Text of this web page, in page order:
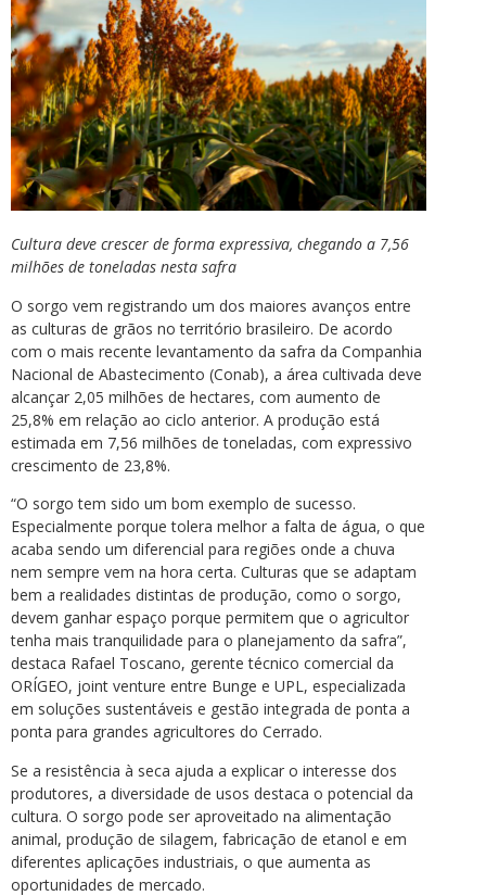
Cultura deve crescer de forma expressiva, chegando a 7,56
milhões de toneladas nesta safra
O sorgo vem registrando um dos maiores avanços entre
as culturas de grãos no território brasileiro. De acordo
com o mais recente levantamento da safra da Companhia
Nacional de Abastecimento (Conab), a área cultivada deve
alcançar 2,05 milhões de hectares, com aumento de
25,8% em relação ao ciclo anterior. A produção está
estimada em 7,56 milhões de toneladas, com expressivo
crescimento de 23,8%.
“O sorgo tem sido um bom exemplo de sucesso.
Especialmente porque tolera melhor a falta de água, o que
acaba sendo um diferencial para regiões onde a chuva
nem sempre vem na hora certa. Culturas que se adaptam
bem a realidades distintas de produção, como o sorgo,
devem ganhar espaço porque permitem que o agricultor
tenha mais tranquilidade para o planejamento da safra”,
destaca Rafael Toscano, gerente técnico comercial da
ORÍGEO, joint venture entre Bunge e UPL, especializada
em soluções sustentáveis e gestão integrada de ponta a
ponta para grandes agricultores do Cerrado.
Se a resistência à seca ajuda a explicar o interesse dos
produtores, a diversidade de usos destaca o potencial da
cultura. O sorgo pode ser aproveitado na alimentação
animal, produção de silagem, fabricação de etanol e em
diferentes aplicações industriais, o que aumenta as
oportunidades de mercado.